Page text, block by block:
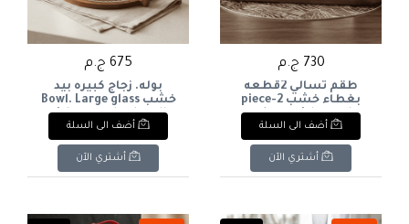
730 ج.م
طقم تسالي 2قطعه
بغطاء خشب 2-piece
snack set with wooden
lid
أضف الى السلة
أشتري الآن
675 ج.م
بوله. زجاج كبيره بيد
خشب Bowl. Large glass
with a wooden handle.
أضف الى السلة
أشتري الآن